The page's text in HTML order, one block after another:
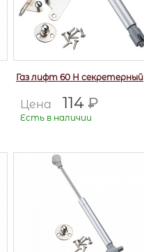
Газ лифт 60 Н секретерный
Цена 114 Р
Есть в наличии